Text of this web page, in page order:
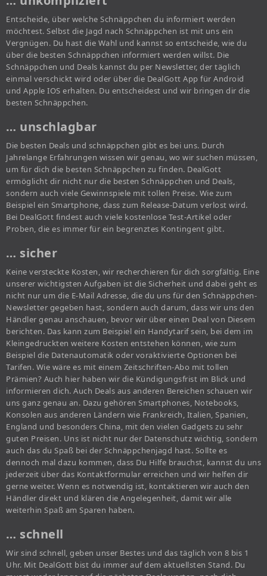
Entscheide, über welche Schnäppchen du informiert werden
möchtest. Selbst die Jagd nach Schnäppchen ist mit uns ein
Vergnügen. Du hast die Wahl und kannst so entscheide, wie du
über die besten Schnäppchen informiert werden willst. Die
Schnäppchen und Deals kannst du per Newsletter, der täglich
einmal verschickt wird oder über die DealGott App für Android
und Apple IOS erhalten. Du entscheidest und wir bringen dir die
besten Schnäppchen.
… unschlagbar
Die besten Deals und schnäppchen gibt es bei uns. Durch
Jahrelange Erfahrungen wissen wir genau, wo wir suchen müssen,
um für dich die besten Schnäppchen zu finden. DealGott
ermöglicht dir nicht nur die besten Schnäppchen und Deals,
sondern auch viele Gewinnspiele mit tollen Preise. Wie zum
Beispiel ein Smartphone, dass zum Release-Datum verlost wird.
Bei DealGott findest auch viele kostenlose Test-Artikel oder
Proben, die es immer für ein begrenztes Kontingent gibt.
… sicher
Keine versteckte Kosten, wir recherchieren für dich sorgfältig. Eine
unserer wichtigsten Aufgaben ist die Sicherheit und dabei geht es
nicht nur um die E-Mail Adresse, die du uns für den Schnäppchen-
Newsletter gegeben hast, sondern auch darum, dass wir uns den
Händler genau anschauen, bevor wir über einen Deal von Diesem
berichten. Das kann zum Beispiel ein Handytarif sein, bei dem im
Kleingedruckten weitere Kosten entstehen können, wie zum
Beispiel die Datenautomatik oder voraktivierte Optionen bei
Tarifen. Wie wäre es mit einem Zeitschriften-Abo mit tollen
Prämien? Auch hier haben wir die Kündigungsfrist im Blick und
informieren dich. Auch Deals aus anderen Bereichen schauen wir
uns ganz genau an. Dazu gehören Smartphones, Notebooks,
Konsolen aus anderen Ländern wie Frankreich, Italien, Spanien,
England und besonders China, mit den vielen Gadgets zu sehr
guten Preisen. Uns ist nicht nur der Datenschutz wichtig, sondern
auch das du Spaß bei der Schnäppchenjagd hast. Sollte es
dennoch mal dazu kommen, dass Du Hilfe brauchst, kannst du uns
jederzeit über das Kontaktformular erreichen und wir helfen dir
gerne weiter. Wenn es notwendig ist, kontaktieren wir auch den
Händler direkt und klären die Angelegenheit, damit wir alle
weiterhin Spaß am Sparen haben.
… schnell
Wir sind schnell, geben unser Bestes und das täglich von 8 bis 1
Uhr. Mit DealGott bist du immer auf dem aktuellsten Stand. Du